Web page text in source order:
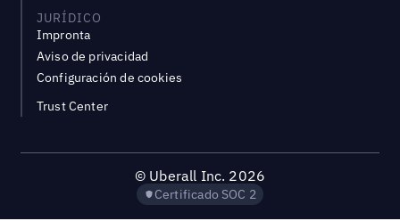
JURÍDICO
Impronta
Aviso de privacidad
Configuración de cookies
Trust Center
© Uberall Inc. 2026
Certificado SOC 2